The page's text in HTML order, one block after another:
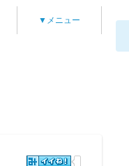
▼メニュー